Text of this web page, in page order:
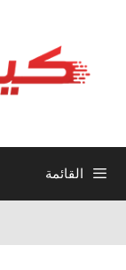
القائمة